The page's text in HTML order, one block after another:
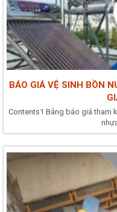
BÁO GIÁ VỆ SINH BỒN
Contents1 Bảng báo giá tham